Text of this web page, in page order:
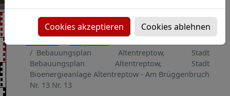
Bebauungsplan Altentreptow, Stadt
Bebauungsplan Altentreptow, Stadt
Bioenergieanlage Altentreptow - Am Brüggenbruch
Nr. 13 Nr. 13
Cookies akzeptieren Cookies ablehnen